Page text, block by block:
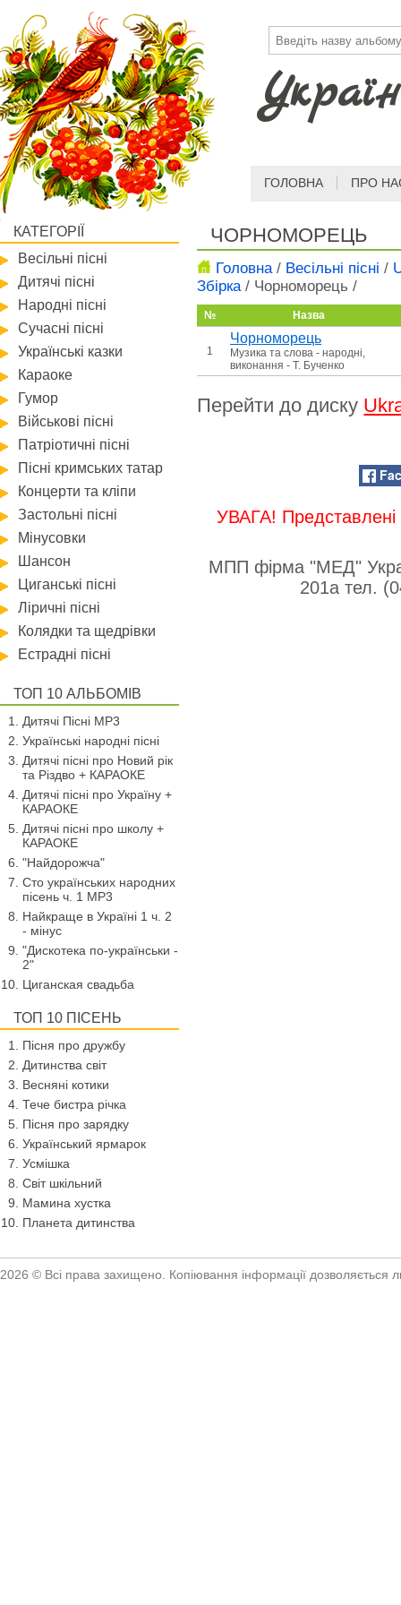
ГОЛОВНА ПРО
КАТЕГОРІЇ
Весільні пісні
Дитячі пісні
Народні пісні
Сучасні пісні
Українські казки
Караоке
Гумор
Військові пісні
Патріотичні пісні
Пісні кримських татар
Концерти та кліпи
Застольні пісні
Мінусовки
Шансон
Циганські пісні
Ліричні пісні
Колядки та щедрівки
Естрадні пісні
ТОП 10 АЛЬБОМІВ
Дитячі Пісні MP3
Українські народні пісні
Дитячі пісні про Новий рік
та Різдво + КАРАОКЕ
Дитячі пісні про Україну +
КАРАОКЕ
Дитячі пісні про школу +
КАРАОКЕ
"Найдорожча"
Сто українських народних
пісень ч. 1 МР3
Найкраще в Україні 1 ч. 2
- мінус
"Дискотека по-українськи -
2"
Циганская свадьба
ТОП 10 ПІСЕНЬ
Пісня про дружбу
Дитинства світ
Весняні котики
Тече бистра річка
Пісня про зарядку
Український ярмарок
Усмішка
Світ шкільний
Мамина хустка
Планета дитинства
ЧОРНОМОРЕЦЬ
Головна/ Весільні пісні /
Збірка/ Чорноморець /
№ Назва
1
Чорноморець
Музика та слова - народні,
виконання - Т. Бученко
Перейти до диску
УВАГА! Представлені
МПП фірма "МЕД"
201а тел.
2026 © Всі права захищено. Копіювання інформації дозволяється